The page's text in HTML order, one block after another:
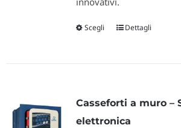
Scegli
Questo
varianti.
Le
Dettagli
Casseforti a muro –
elettronica